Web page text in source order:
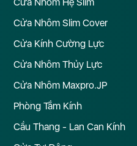
Cửa Nhôm Slim Cover
Cửa Kính Cường Lực
Cửa Nhôm Thủy Lực
Cửa Nhôm Maxpro.JP
Phòng Tắm Kính
Cầu Thang - Lan Can Kính